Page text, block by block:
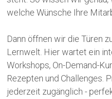
welche Wünsche Ihre
Dann öffnen wir die Türen
Lernwelt. Hier wartet ein
Workshops, On-Demand-
Rezepten und Challenges.
jederzeit zugänglich -